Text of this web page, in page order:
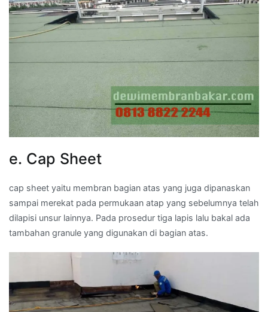
e. Cap Sheet
cap sheet yaitu membran bagian atas yang juga dipanaskan
sampai merekat pada permukaan atap yang sebelumnya telah
dilapisi unsur lainnya. Pada prosedur tiga lapis lalu bakal ada
tambahan granule yang digunakan di bagian atas.